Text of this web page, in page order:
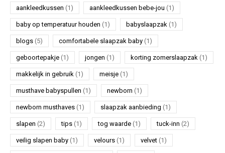
aankleedkussen (1) aankleedkussen bebe-jou (1)
baby op temperatuur houden (1) babyslaapzak (1)
blogs (5) comfortabele slaapzak baby (1)
geboortepakje (1) jongen (1) korting zomerslaapzak (1)
makkelijk in gebruik (1) meisje (1)
musthave babyspullen (1) newborn (1)
newborn musthaves (1) slaapzak aanbieding (1)
slapen (2) tips (1) tog waarde (1) tuck-inn (2)
veilig slapen baby (1) velours (1) velvet (1)